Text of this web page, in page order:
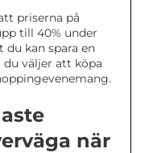
priserna på
till 40% under
du kan spara en
väljer att köpa
när